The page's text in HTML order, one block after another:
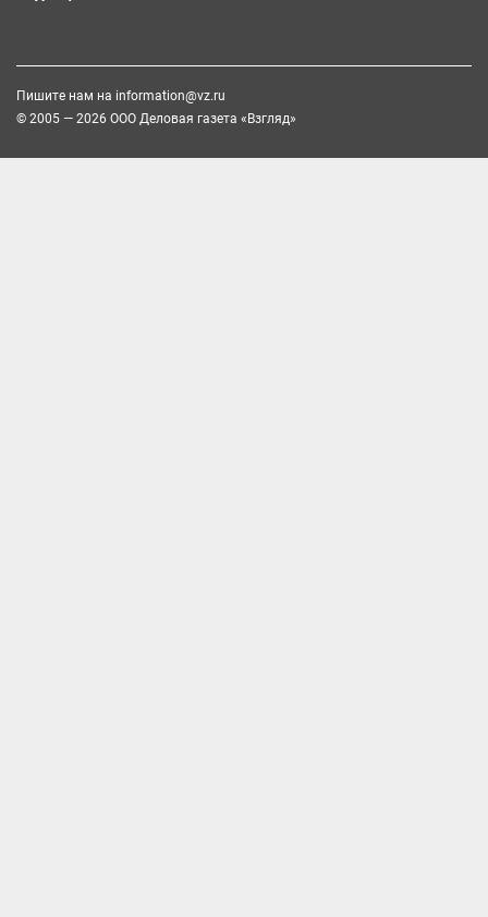
Пишите нам на information@vz.ru
© 2005 — 2026 ООО Деловая газета «Взгляд»